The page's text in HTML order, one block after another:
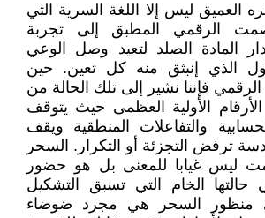
العميق ليس إلا اللغة السرية التي
الرقمي المطبق إلى تجربة
المادة الصلد لتعيد وصل الوعي
الذي إنبثق منه كل تعين. حين
فإننا نشير إلى تلك الحالة من
الأرقام الأولية العظمى حيث يتوقف
والتفاعلات المنطقية ويقف
ترفض التجزئة أو التكرار. السحر
ليس غيابا للمعنى بل هو حضور
الخام التي تسبق التشكيل
في منظور السحر هي مجرد ضوضاء